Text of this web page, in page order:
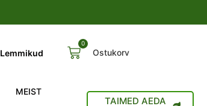
Lemmikud
0
Ostukorv
MEIST
TAIMED AEDA